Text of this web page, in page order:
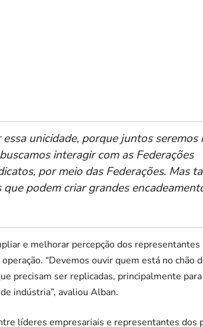
unicidade, porque juntos seremos
interagir com as Federações
por meio das Federações. Mas
podem criar grandes
e melhorar percepção dos representantes
“Devemos ouvir quem está no chão
precisam ser replicadas, principalmente para
indústria”, avaliou Alban.
líderes empresariais e representantes dos